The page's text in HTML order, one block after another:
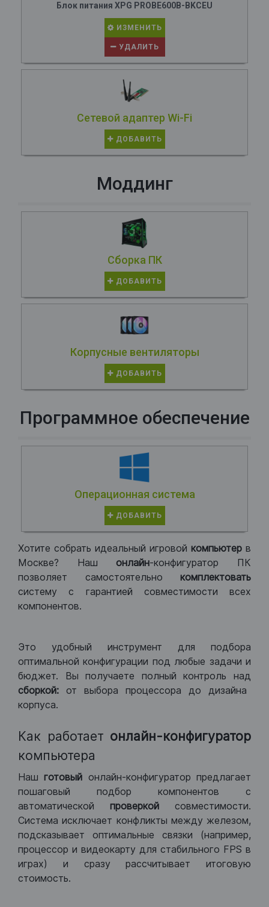
Блок питания XPG PROBE600B-BKCEU
ИЗМЕНИТЬ
УДАЛИТЬ
Сетевой адаптер Wi-Fi
ДОБАВИТЬ
Моддинг
Сборка ПК
ДОБАВИТЬ
Корпусные вентиляторы
ДОБАВИТЬ
Программное обеспечение
Операционная система
ДОБАВИТЬ
Хотите собрать идеальный игровой компьютер в
Москве? Нашонлайн-конфигуратор ПК
позволяет самостоятельно комплектовать
систему с гарантией совместимости всех
компонентов.
Это удобный инструмент для подбора
оптимальной конфигурации под любые задачи и
бюджет. Вы получаете полный контроль над
сборкой: от выбора процессора до дизайна
корпуса.
Как работает онлайн-конфигуратор
компьютера
Нашготовый онлайн-конфигуратор предлагает
пошаговый подбор компонентов с
автоматической проверкой совместимости.
Система исключает конфликты между железом,
подсказывает оптимальные связки (например,
процессор и видеокарту для стабильного FPS в
играх) и сразу рассчитывает итоговую
стоимость.